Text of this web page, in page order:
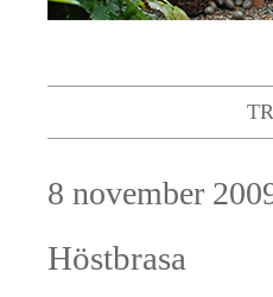
8 november
Höstbrasa